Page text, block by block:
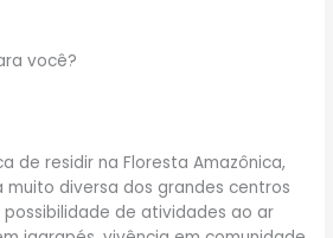
você?
de residir na Floresta Amazônica,
muito diversa dos grandes centros
possibilidade de atividades ao ar